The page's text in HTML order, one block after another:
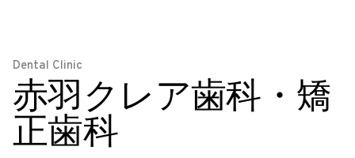
Dental Clinic
赤羽クレア歯科・矯
正歯科